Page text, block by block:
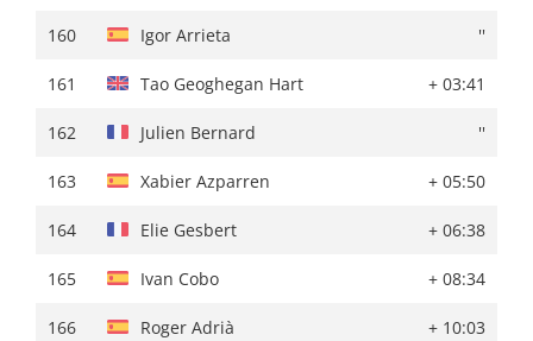
160 Igor Arrieta ''
161 Tao Geoghegan Hart + 03:41
162 Julien Bernard ''
163 Xabier Azparren + 05:50
164 Elie Gesbert + 06:38
165 Ivan Cobo + 08:34
166 Roger Adrià + 10:03
160 Jetse Bol + 05:10
161 Alexis Vuillermoz ''
162 Jaakko Hänninen + 05:17
163 Xabier Azparren + 06:36
164 Elie Gesbert + 08:27
165 Ivan Cobo + 09:53
166 Roger Adrià + 11:13